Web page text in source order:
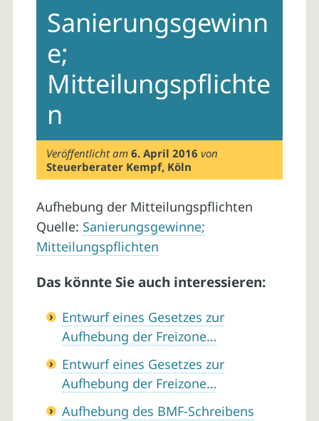
contentSanierungsgewinn
e;
Mitteilungspflichte
n
Veröffentlicht am6. April 2016 von
Steuerberater Kempf, Köln
Aufhebung der Mitteilungspflichten
Quelle: Sanierungsgewinne;
Mitteilungspflichten
Das könnte Sie auch interessieren:
Entwurf eines Gesetzes zur
Aufhebung der Freizone…
Entwurf eines Gesetzes zur
Aufhebung der Freizone…
Aufhebung des BMF-Schreibens